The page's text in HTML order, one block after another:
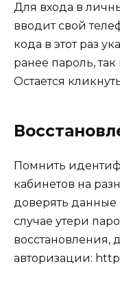
Для входа в
вводит свой
кода в этот раз
ранее пароль,
Остается
Помнить
кабинетов на
доверять данные
случае утери
восстановления,
авторизации: